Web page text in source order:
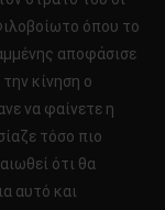
όπου το
αποφάσισε
κίνηση ο
να φαίνετε η
τόσο πιο
ότι θα
αυτό και